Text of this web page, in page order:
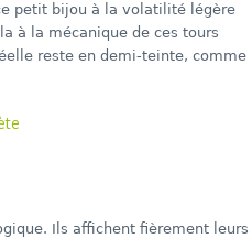
petit bijou à la volatilité légère
à la mécanique de ces tours
reste en demi-teinte, comme
Ils affichent fièrement leurs